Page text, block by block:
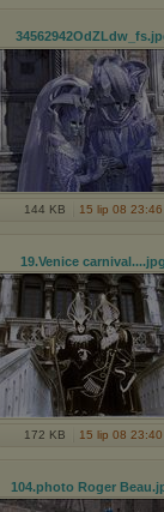
34562942OdZLdw_fs
144 KB 15 lip 08 23:46
19.Venice carnival...
172 KB 15 lip 08 23:40
104.photo Roger Beau